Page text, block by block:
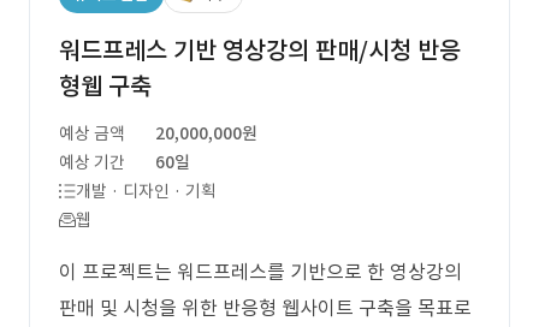
워드프레스 기반 영상강의 판매/시청 반응
형웹 구축
예상 금액
20,000,000원
예상 기간
60일
개발 · 디자인 · 기획
웹
이 프로젝트는 워드프레스를 기반으로 한 영상강의
판매 및 시청을 위한 반응형 웹사이트 구축을 목표로